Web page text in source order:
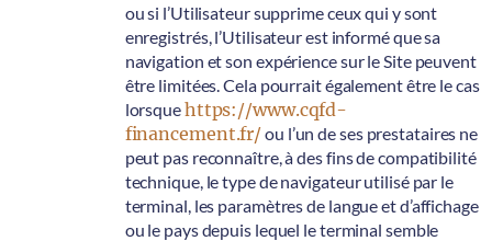
ou si l’Utilisateur supprime ceux qui y sont
enregistrés, l’Utilisateur est informé que sa
navigation et son expérience sur le Site peuvent
être limitées. Cela pourrait également être le cas
lorsquehttps://www.cqfd-
financement.fr/ou l’un de ses prestataires ne
peut pas reconnaître, à des fins de compatibilité
technique, le type de navigateur utilisé par le
terminal, les paramètres de langue et d’affichage
ou le pays depuis lequel le terminal semble